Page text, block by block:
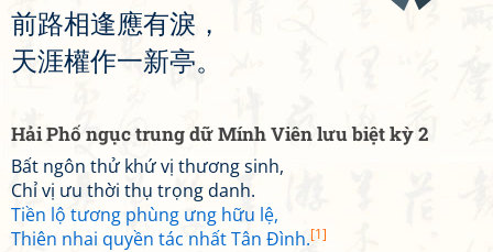
前路相逢應有淚 ，
天涯權作一新亭。
Hải Phố ngục trung dữ Mính Viên lưu biệt kỳ 2
Bất ngôn thử khứ vị thương sinh,
Chỉ vị ưu thời thụ trọng danh.
Tiền lộ tương phùng ưng hữu lệ,
Thiên nhai quyền tác nhất Tân Đình.[1]